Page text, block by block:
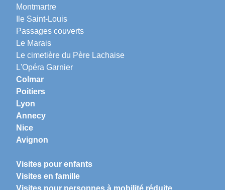
Montmartre
Ile Saint-Louis
Passages couverts
Le Marais
Le cimetière du Père Lachaise
L'Opéra Garnier
Colmar
Poitiers
Lyon
Annecy
Nice
Avignon
Visites pour enfants
Visites en famille